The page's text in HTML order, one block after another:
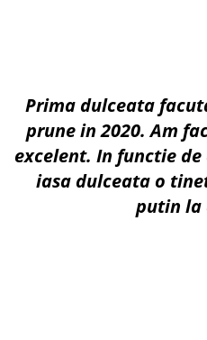
Prima dulceata
prune in 2020. Am
excelent. In functie
iasa dulceata o
putin la